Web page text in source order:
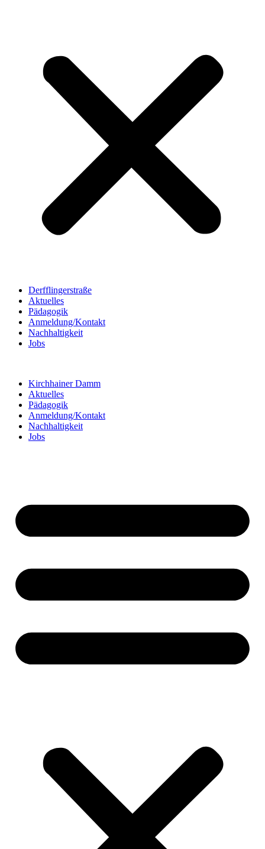
Derfflingerstraße
Aktuelles
Pädagogik
Anmeldung/Kontakt
Nachhaltigkeit
Jobs
Kirchhainer Damm
Aktuelles
Pädagogik
Anmeldung/Kontakt
Nachhaltigkeit
Jobs